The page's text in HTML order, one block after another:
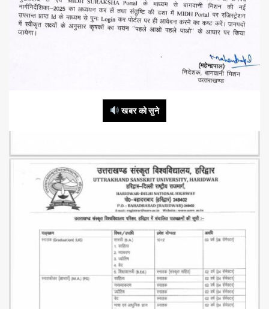
खबर को सुने